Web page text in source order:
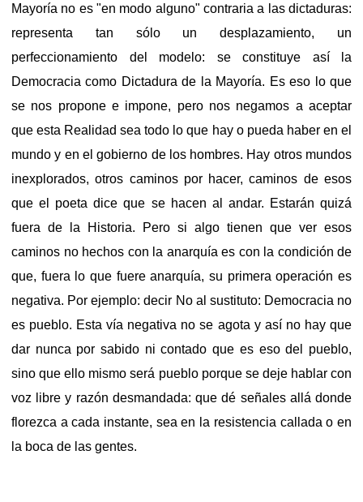
Mayoría no es "en modo alguno" contraria a las dictaduras:
representa tan sólo un desplazamiento, un
perfeccionamiento del modelo: se constituye así la
Democracia como Dictadura de la Mayoría. Es eso lo que
se nos propone e impone, pero nos negamos a aceptar
que esta Realidad sea todo lo que hay o pueda haber en el
mundo y en el gobierno de los hombres. Hay otros mundos
inexplorados, otros caminos por hacer, caminos de esos
que el poeta dice que se hacen al andar. Estarán quizá
fuera de la Historia. Pero si algo tienen que ver esos
caminos no hechos con la anarquía es con la condición de
que, fuera lo que fuere anarquía, su primera operación es
negativa. Por ejemplo: decir No al sustituto: Democracia no
es pueblo. Esta vía negativa no se agota y así no hay que
dar nunca por sabido ni contado que es eso del pueblo,
sino que ello mismo será pueblo porque se deje hablar con
voz libre y razón desmandada: que dé señales allá donde
florezca a cada instante, sea en la resistencia callada o en
la boca de las gentes.